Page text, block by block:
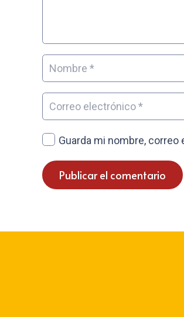
Guarda mi nombre,
Publicar el comentario